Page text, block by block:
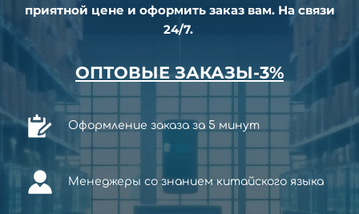
приятной цене и оформить заказ вам. На связи
24/7.
ОПТОВЫЕ ЗАКАЗЫ-3%
Оформление заказа за 5 минут
Менеджеры со знанием китайского языка